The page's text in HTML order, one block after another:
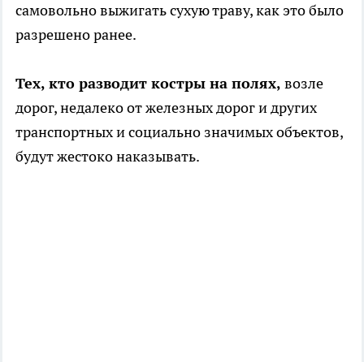
самовольно выжигать сухую траву, как это было
разрешено ранее.
Тех, кто разводит костры на полях, возле
дорог, недалеко от железных дорог и других
транспортных и социально значимых объектов,
будут жестоко наказывать.